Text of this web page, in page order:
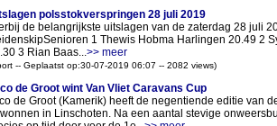
polsstokverspringen 28 juli 2019
de belangrijkste uitslagen van de zaterdag 28 juli
1 Thewis Hobma Harlingen 20.49 2
3 Rian Baas...>> meer
-- Geplaatst op:30-07-2019 06:07 -- 2082 views)
de Groot wint Van Vliet Caravans Cup
de Groot (Kamerik) heeft de negentiende editie van
in Linschoten. Na een aantal stevige